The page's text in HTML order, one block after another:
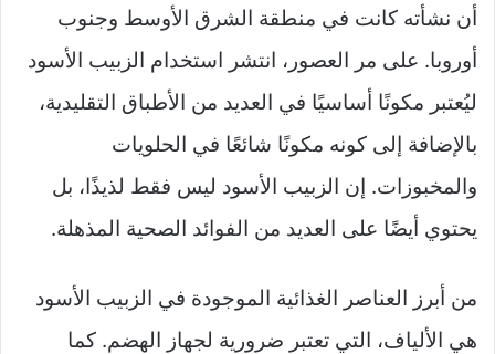
أن نشأته كانت في منطقة الشرق الأوسط وجنوب
أوروبا. على مر العصور، انتشر استخدام الزبيب الأسود
ليُعتبر مكونًا أساسيًا في العديد من الأطباق التقليدية،
بالإضافة إلى كونه مكونًا شائعًا في الحلويات
والمخبوزات. إن الزبيب الأسود ليس فقط لذيذًا، بل
يحتوي أيضًا على العديد من الفوائد الصحية المذهلة.
من أبرز العناصر الغذائية الموجودة في الزبيب الأسود
هي الألياف، التي تعتبر ضرورية لجهاز الهضم. كما